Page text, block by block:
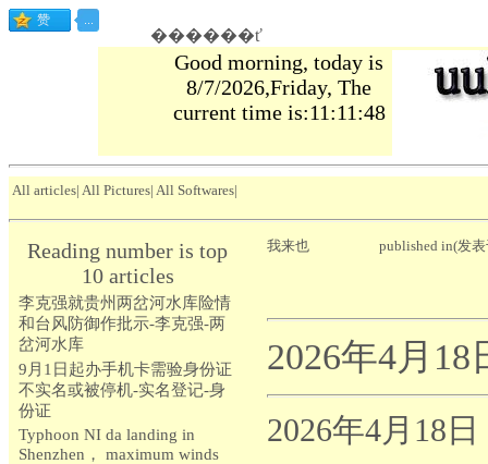
������ť
Good morning, today is
8/7/2026,Friday, The
current time is:11:11:49
All articles| All Pictures| All Softwares|
Reading number is top
10 articles
李克强就贵州两岔河水库险情
和台风防御作批示-李克强-两
岔河水库
9月1日起办手机卡需验身份证
不实名或被停机-实名登记-身
份证
Typhoon NI da landing in
Shenzhen， maximum winds
我来也 published in(发
2026年4月
2026年4月18